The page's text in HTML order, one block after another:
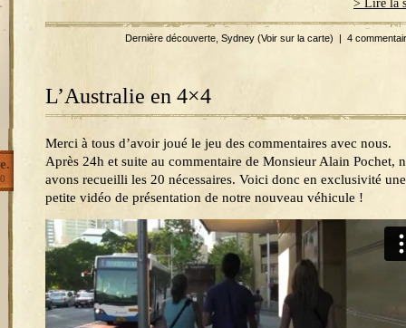
> Lire la
Dernière découverte Sydney (Voir sur la carte) | 4
L’Australie en 4×4
Merci à tous d’avoir joué le jeu des commentaires avec nous.
Après 24h et suite au commentaire de Monsieur Alain Pochet,
avons recueilli les 20 nécessaires. Voici donc en exclusivité une
petite vidéo de présentation de notre nouveau véhicule !